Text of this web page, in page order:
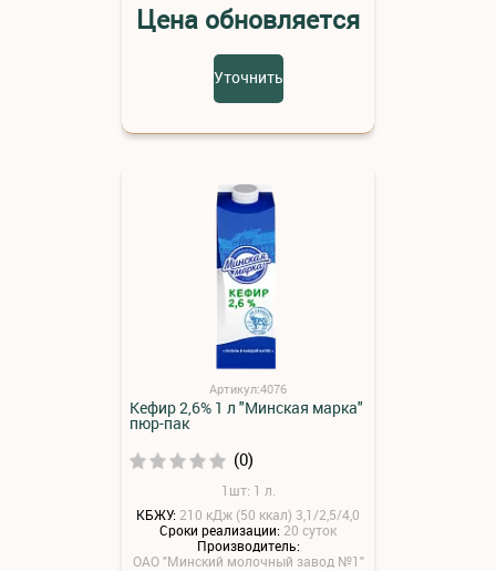
Цена обновляется
Уточнить
Артикул:4076
Кефир 2,6% 1 л "Минская марка"
пюр-пак
(0)
1шт: 1 л.
КБЖУ:210 кДж (50 ккал) 3,1/2,5/4,0
Сроки реализации:20 суток
Производитель:
ОАО "Минский молочный завод №1"